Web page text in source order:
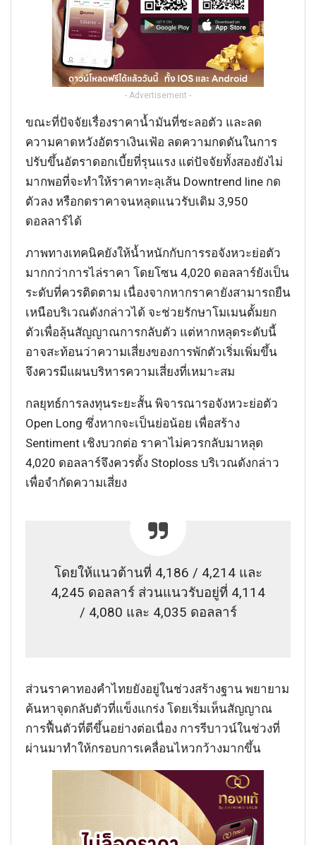
- Advertisement -
ขณะที่ปัจจัยเรื่องราคาน้ำมันที่ชะลอตัว และลด
ความคาดหวังอัตราเงินเฟ้อ ลดความกดดันในการ
ปรับขึ้นอัตราดอกเบี้ยที่รุนแรง แต่ปัจจัยทั้งสองยังไม่
มากพอที่จะทำให้ราคาทะลุเส้น Downtrend line กด
ตัวลง หรือกดราคาจนหลุดแนวรับเดิม 3,950
ดอลลาร์ได้
ภาพทางเทคนิคยังให้น้ำหนักกับการรอจังหวะย่อตัว
มากกว่าการไล่ราคา โดยโซน 4,020 ดอลลาร์ยังเป็น
ระดับที่ควรติดตาม เนื่องจากหากราคายังสามารถยืน
เหนือบริเวณดังกล่าวได้ จะช่วยรักษาโมเมนตั้มยก
ตัวเพื่อลุ้นสัญญาณการกลับตัว แต่หากหลุดระดับนี้
อาจสะท้อนว่าความเสี่ยงของการพักตัวเริ่มเพิ่มขึ้น
จึงควรมีแผนบริหารความเสี่ยงที่เหมาะสม
กลยุทธ์การลงทุนระยะสั้น พิจารณารอจังหวะย่อตัว
Open Long ซึ่งหากจะเป็นย่อน้อย เพื่อสร้าง
Sentiment เชิงบวกต่อ ราคาไม่ควรกลับมาหลุด
4,020 ดอลลาร์จึงควรตั้ง Stoploss บริเวณดังกล่าว
เพื่อจำกัดความเสี่ยง
โดยให้แนวต้านที่ 4,186 / 4,214 และ
4,245 ดอลลาร์ ส่วนแนวรับอยู่ที่ 4,114
/ 4,080 และ 4,035 ดอลลาร์
ส่วนราคาทองคำไทยยังอยู่ในช่วงสร้างฐาน พยายาม
ค้นหาจุดกลับตัวที่แข็งแกร่ง โดยเริ่มเห็นสัญญาณ
การฟื้นตัวที่ดีขึ้นอย่างต่อเนื่อง การรีบาวน์ในช่วงที่
ผ่านมาทำให้กรอบการเคลื่อนไหวกว้างมากขึ้น